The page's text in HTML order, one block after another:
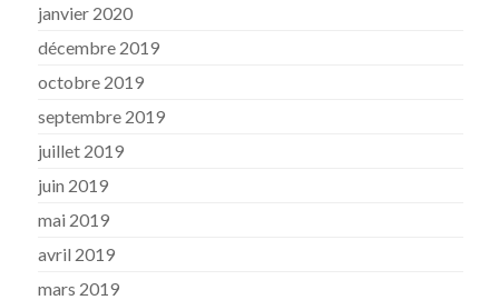
janvier 2020
décembre 2019
octobre 2019
septembre 2019
juillet 2019
juin 2019
mai 2019
avril 2019
mars 2019